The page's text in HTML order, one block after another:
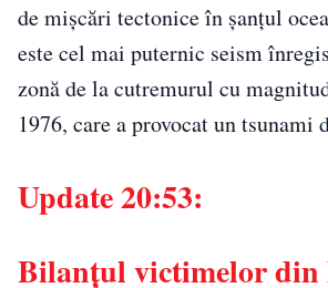
de mișcări tectonice în șanțul
este cel mai puternic seism
zonă de la cutremurul cu
1976, care a provocat un tsunami
Update 20:53:
Bilanțul victimelor